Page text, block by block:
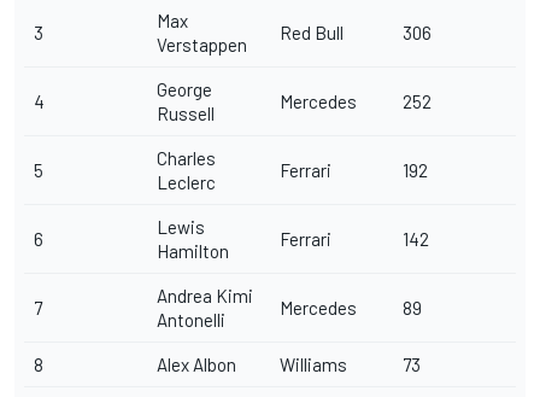
3
Max
Verstappen
Red Bull 306
4
George
Russell
Mercedes 252
5
Charles
Leclerc
Ferrari 192
6
Lewis
Hamilton
Ferrari 142
7
Andrea Kimi
Antonelli
Mercedes 89
8 Alex Albon Williams 73